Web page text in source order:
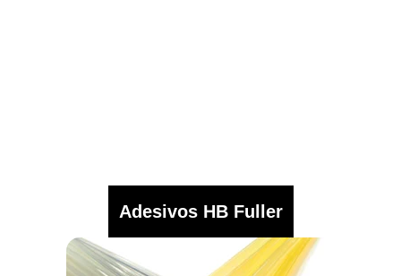
Adesivos HB Fuller